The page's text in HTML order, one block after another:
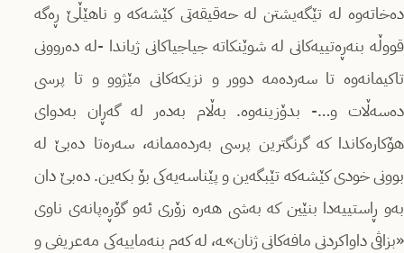
دەخاتەوە لە تێگەیشتن لە حەقیقەتی کێشەکە و ناهێڵێ ڕەگە
قووڵە بنەڕەتییەکانی لە شوێنکاتە جیاجیاکانی ژیاندا -لە دەروونی
تاکیمانەوە تا سەردەمە دوور و نزیکەکانی مێژوو و تا پرسی
دەسەڵات و…- بدۆزینەوە. بەڵام بەدەر لە گەڕان بەدوای
هۆکارەکاندا کە گرنگترین پرسی بەردەممانە، سەرەتا دەبێ لە
بوونی خودی کێشەکە تێبگەین و پێناسەیەکی بۆ بکەین. دەبێ دان
بەو ڕاستییەدا بنێین کە بەشی هەرە زۆری ئەو گۆڕەپانەی ناوی
«بزاڤی داواکردنی مافەکانی ژنان»ـە، لە کەم بنەماییەکی مەعریفی و